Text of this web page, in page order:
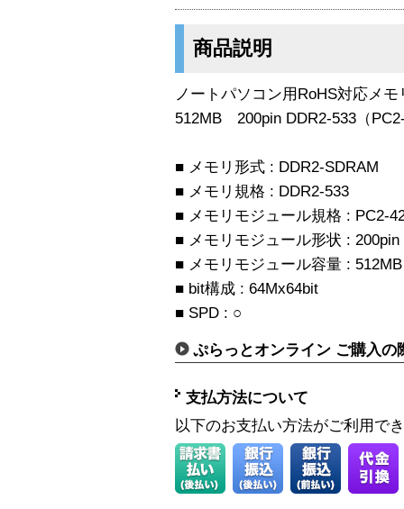
商品説明
ノートパソコン用RoHS対応メ
512MB 200pin DDR2-533（
■ メモリ形式 : DDR2-SDRAM
■ メモリ規格 : DDR2-533
■ メモリモジュール規格 : PC2-
■ メモリモジュール形状 :
■ メモリモジュール容量 : 512MB
■ bit構成 : 64Mx64bit
■ SPD : ○
ぷらっとオンライン ご購入の
支払方法について
以下のお支払い方法がご利用で